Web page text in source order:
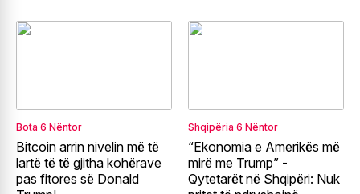
Bota 6 Nëntor
Bitcoin arrin nivelin më të
lartë të të gjitha kohërave
pas fitores së Donald
Shqipëria 6 Nëntor
“Ekonomia e Amerikës më
mirë me Trump” -
Qytetarët në Shqipëri: Nuk